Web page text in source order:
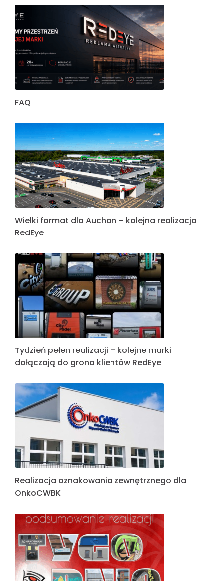
FAQ
Wielki format dla Auchan – kolejna realizacja
RedEye
Tydzień pełen realizacji – kolejne marki
dołączają do grona klientów RedEye
Realizacja oznakowania zewnętrznego dla
OnkoCWBK